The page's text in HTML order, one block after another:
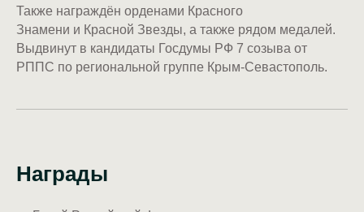
Также награждён орденами Красного
Знамени и Красной Звезды, а также рядом медалей.
Выдвинут в кандидаты Госдумы РФ 7 созыва от
РППС по региональной группе Крым-Севастополь.
Награды